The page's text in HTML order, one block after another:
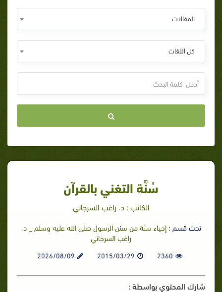
المقالات
كل اللغات
سُنَّة التغني بالقرآن
الكاتب : د. راغب السرجاني
تحت قسم :إحياء سنة من سنن الرسول صلى الله عليه وسلم _ د.
راغب السرجاني
2360
2015/03/29
2026/08/09
شارك المحتوي بواسطة :